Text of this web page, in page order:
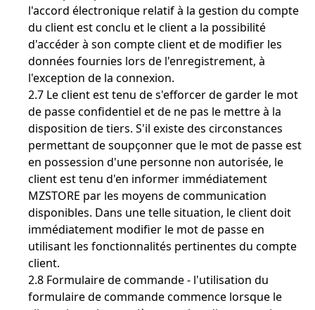
l'accord électronique relatif à la gestion du compte
du client est conclu et le client a la possibilité
d'accéder à son compte client et de modifier les
données fournies lors de l'enregistrement, à
l'exception de la connexion.
2.7 Le client est tenu de s'efforcer de garder le mot
de passe confidentiel et de ne pas le mettre à la
disposition de tiers. S'il existe des circonstances
permettant de soupçonner que le mot de passe est
en possession d'une personne non autorisée, le
client est tenu d'en informer immédiatement
MZSTORE par les moyens de communication
disponibles. Dans une telle situation, le client doit
immédiatement modifier le mot de passe en
utilisant les fonctionnalités pertinentes du compte
client.
2.8 Formulaire de commande - l'utilisation du
formulaire de commande commence lorsque le